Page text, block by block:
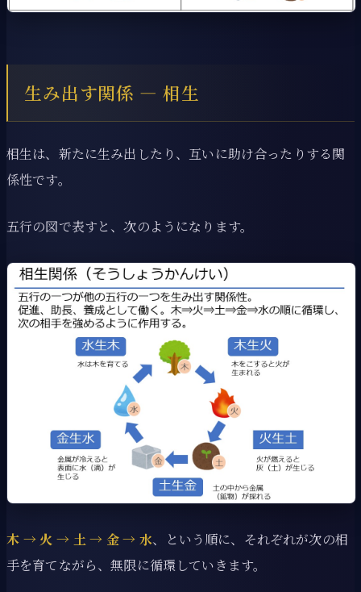
生み出す関係 ― 相生
相生は、新たに生み出したり、互いに助け合ったりする関
係性です。
五行の図で表すと、次のようになります。
木 → 火 → 土 → 金 → 水、という順に、それぞれが次の相
手を育てながら、無限に循環していきます。